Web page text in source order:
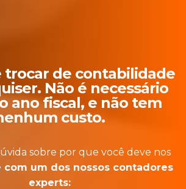
trocar de contabilidade
Não é necessário
ano fiscal, e não tem
custo.
sobre por que você deve nos
com um dos nossos contadores
experts: